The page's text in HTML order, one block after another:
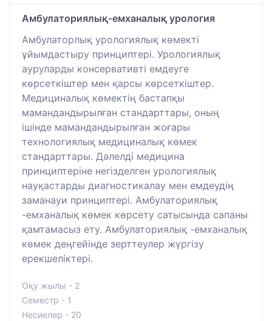
Амбулаториялық-емханалық урология
Амбулаторлық урологиялық көмекті
ұйымдастыру принциптері. Урологиялық
ауруларды консервативті емдеуге
көрсеткіштер мен қарсы көрсеткіштер.
Медициналық көмектің бастапқы
мамандандырылған стандарттары, оның
ішінде мамандандырылған жоғары
технологиялық медициналық көмек
стандарттары. Дәлелді медицина
принциптеріне негізделген урологиялық
науқастарды диагностикалау мен емдеудің
заманауи принциптері. Амбулаториялық
-емханалық көмек көрсету сатысында сапаны
қамтамасыз ету. Амбулаториялық -емханалық
көмек деңгейінде зерттеулер жүргізу
ерекшеліктері.
Оқу жылы - 2
Семестр - 1
Несиелер - 20